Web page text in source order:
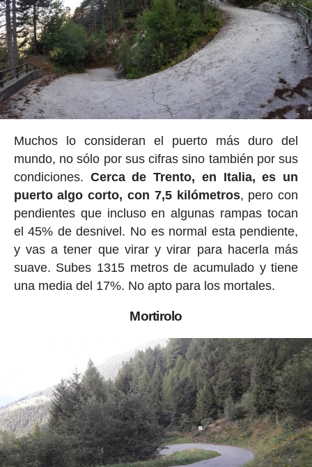
Muchos lo consideran el puerto más duro del
mundo, no sólo por sus cifras sino también por sus
condiciones. Cerca de Trento, en Italia, es un
puerto algo corto, con 7,5 kilómetros, pero con
pendientes que incluso en algunas rampas tocan
el 45% de desnivel. No es normal esta pendiente,
y vas a tener que virar y virar para hacerla más
suave. Subes 1315 metros de acumulado y tiene
una media del 17%. No apto para los mortales.
Mortirolo